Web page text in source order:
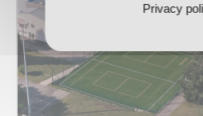
Privacy